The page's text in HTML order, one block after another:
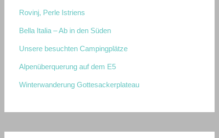
Rovinj, Perle Istriens
Bella Italia – Ab in den Süden
Unsere besuchten Campingplätze
Alpenüberquerung auf dem E5
Winterwanderung Gottesackerplateau